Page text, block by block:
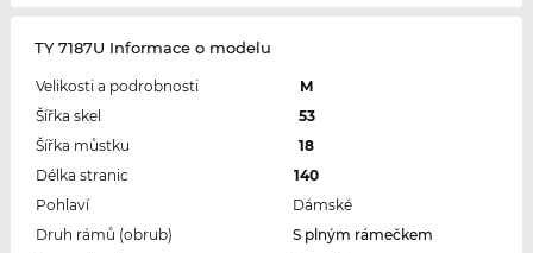
TY 7187U Informace o modelu
Velikosti a podrobnosti
M
Šířka skel
53
Šířka můstku
18
Délka stranic
140
Pohlaví
Dámské
Druh rámů (obrub)
S plným rámečkem